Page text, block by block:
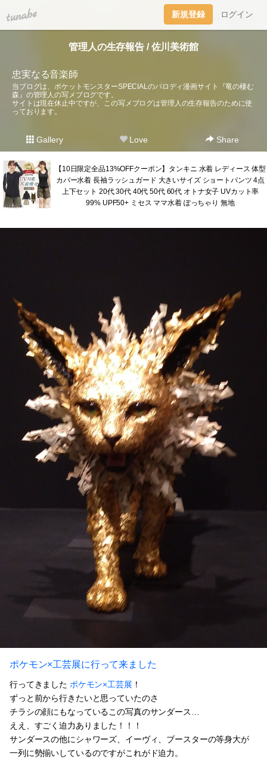
tuna.be 新規登録 ログイン
管理人の生存報告 / 佐川美術館
忠実なる音楽師
当ブログは、ポケットモンスターSPECIALのパロディ漫画サイト『竜の棲む
森』の管理人の写メブログです。
サイトは現在休止中ですが、この写メブログは管理人の生存報告のために使
っております。
Gallery Love Share
【10日限定全品13%OFFクーポン】タンキニ 水着 レディース 体型
カバー水着 長袖ラッシュガード 大きいサイズ ショートパンツ 4点
上下セット 20代 30代 40代 50代 60代 オトナ女子 UVカット率
99% UPF50+ ミセス ママ水着 ぽっちゃり 無地
ポケモン×工芸展に行って来ました
行ってきました ポケモン×工芸展 ！
ずっと前から行きたいと思っていたのさ
チラシの顔にもなっているこの写真のサンダース…
ええ、すごく迫力ありました！！！
サンダースの他にシャワーズ、イーヴィ、ブースターの等身大が
一列に勢揃いしているのですがこれがド迫力。